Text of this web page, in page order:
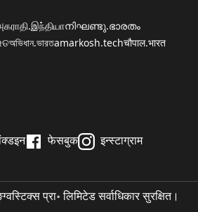
നിഘണ്ടു.ഭാരതം
অভিধান.ভারতamarkosh.techचौपाल.भारत
फेसबुक इन्स्टाग्राम
प्रा॰ लिमिटेड सर्वाधिकार सुरक्षित।